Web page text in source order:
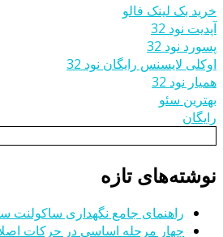
خرید بک لینک فالو
آپدیت نود 32
پسورد نود 32
اوکلی لایسنس رایگان نود 32
همیار نود 32
بهترین سئو
رایگان
نوشته‌های تازه
راهنمای جامع نگهداری ساکولنت
چهار مرحله اساسی در حرکات